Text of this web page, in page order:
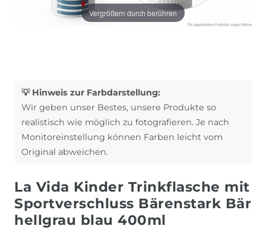
Vergrößern durch berühren
💡 Hinweis zur Farbdarstellung:
Wir geben unser Bestes, unsere Produkte so
realistisch wie möglich zu fotografieren. Je nach
Monitoreinstellung können Farben leicht vom
Original abweichen.
La Vida Kinder Trinkflasche mit
Sportverschluss Bärenstark Bär
hellgrau blau 400ml